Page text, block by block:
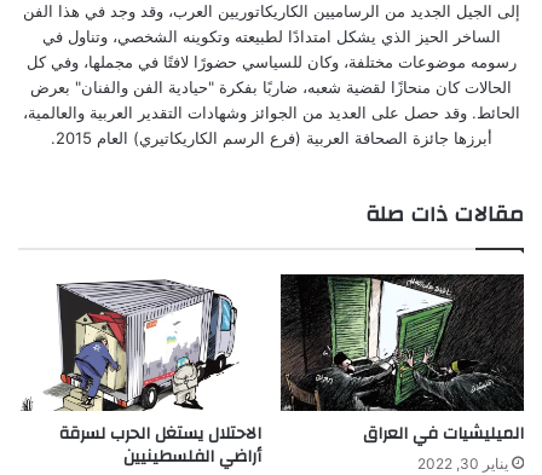
إلى الجيل الجديد من الرساميين الكاريكاتوريين العرب، وقد وجد في هذا الفن
الساخر الحيز الذي يشكل امتدادًا لطبيعته وتكوينه الشخصي، وتناول في
رسومه موضوعات مختلفة، وكان للسياسي حضورًا لافتًا في مجملها، وفي كل
الحالات كان منحازًا لقضية شعبه، ضاربًا بفكرة "حيادية الفن والفنان" بعرض
الحائط. وقد حصل على العديد من الجوائز وشهادات التقدير العربية والعالمية،
أبرزها جائزة الصحافة العربية (فرع الرسم الكاريكاتيري) العام 2015.
مقالات ذات صلة
الميليشيات في العراق
يناير 30, 2022
الاحتلال يستغل الحرب لسرقة
أراضي الفلسطينيين